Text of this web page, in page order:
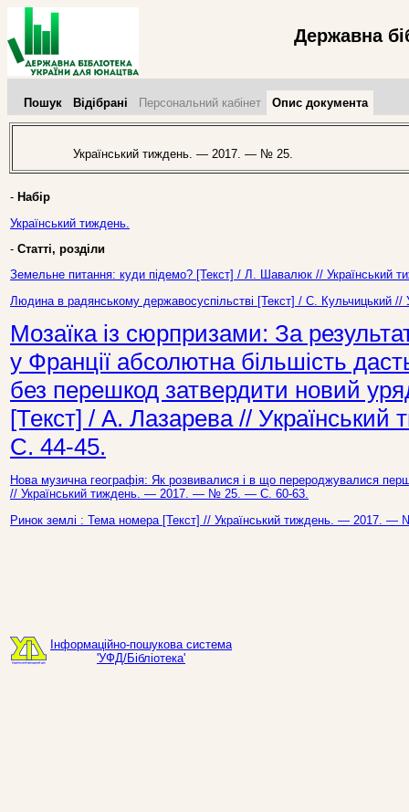
Державна
Пошук Відібрані Персональний кабінет Опис документа
Український тиждень. — 2017. — № 25.
- Набір
Український тиждень.
- Статті, розділи
Земельне питання: куди підемо? [Текст] / Л. Шавалюк //
Людина в радянському державосуспільстві [Текст] / С.
Мозаїка із сюрпризами: За
у Франції абсолютна більшість
без перешкод затвердити новий
[Текст] / А. Лазарева //
С. 44-45.
Нова музична географія: Як розвивалися і в що перероджувалися
// Український тиждень. — 2017. — № 25. — С. 60-63.
Ринок землі : Тема номера [Текст] // Український тиждень. — 2017.
Інформаційно-пошукова система
'УФД/Бібліотека'